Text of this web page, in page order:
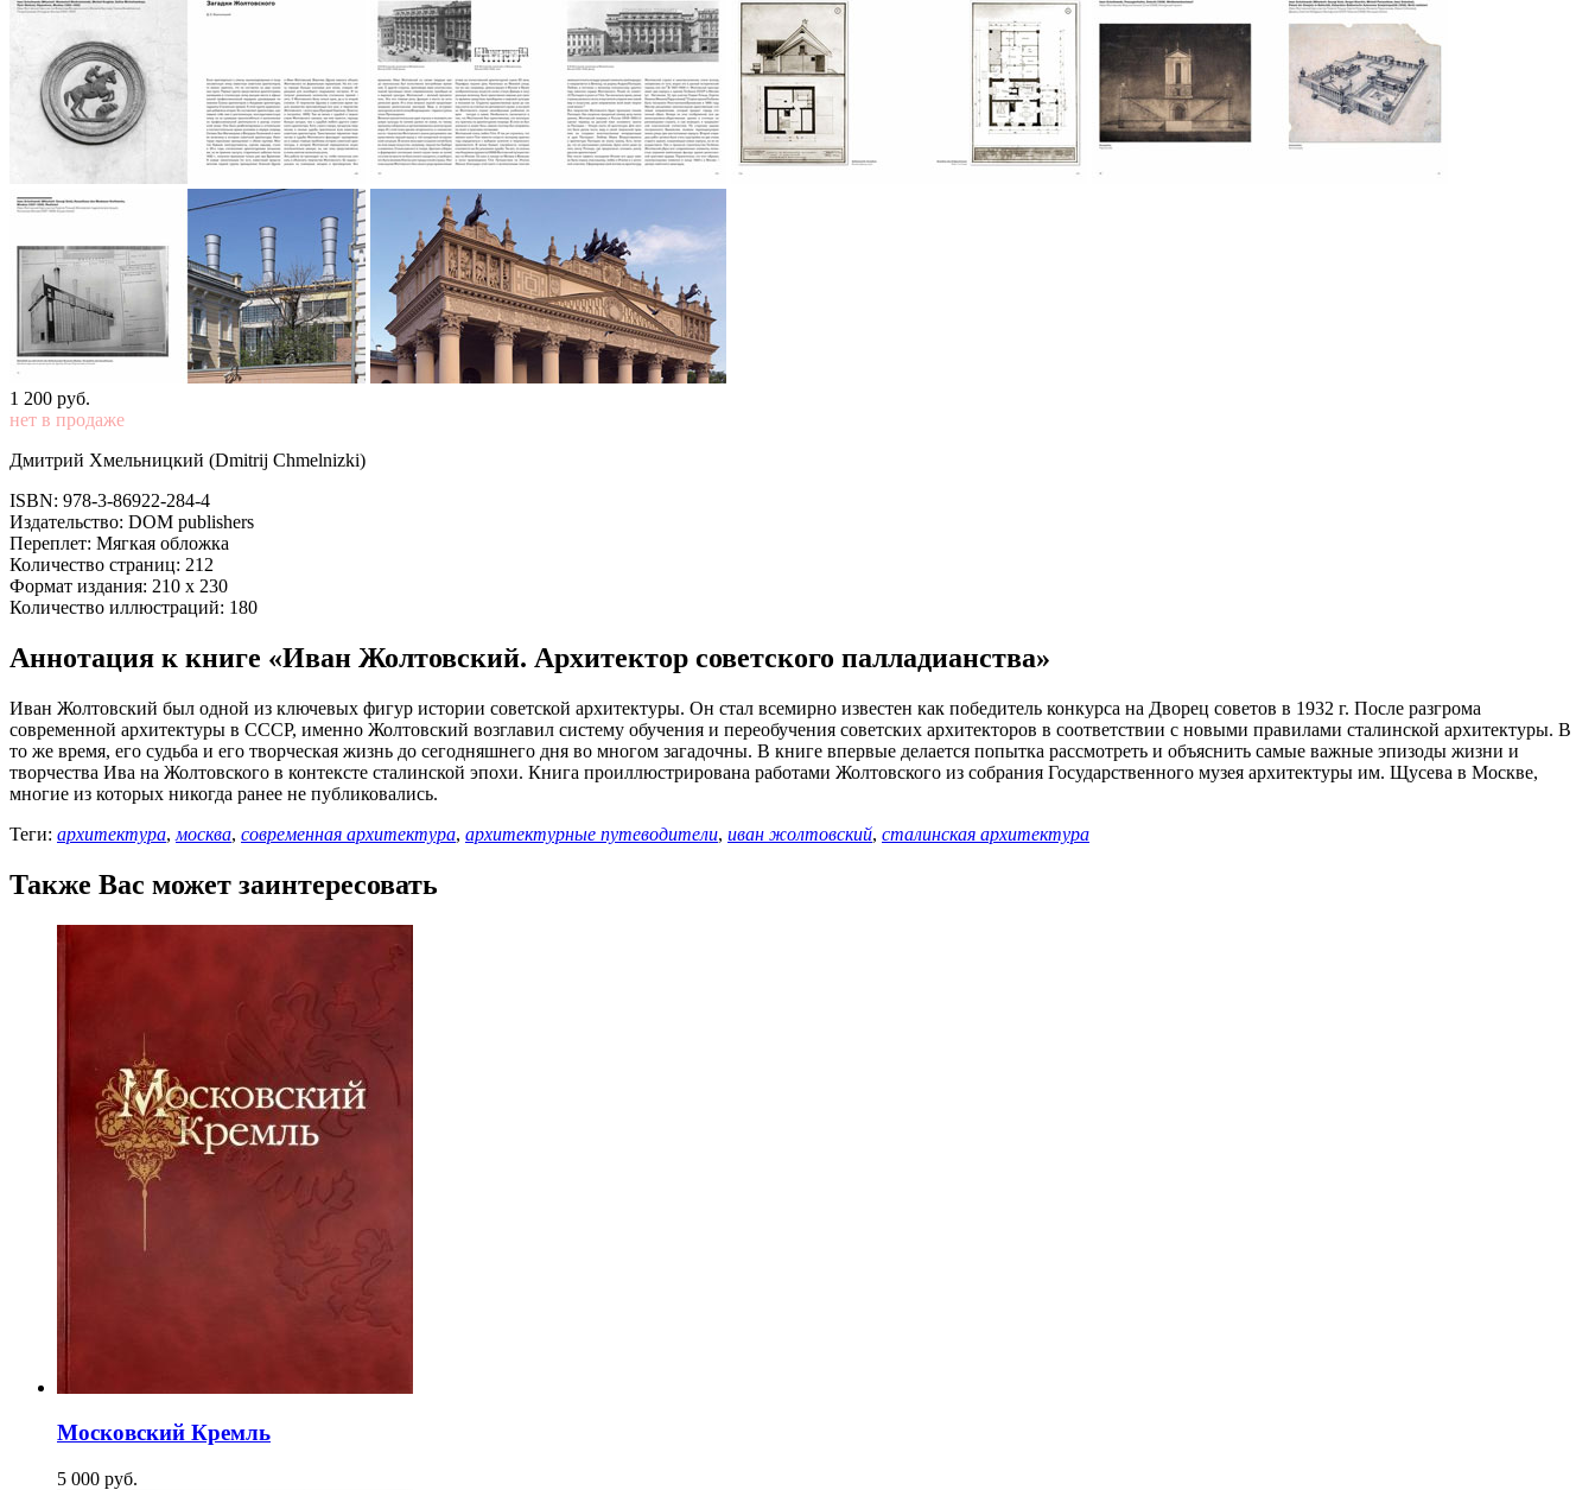
1 200 pуб.
нет в продаже
Дмитрий Хмельницкий (Dmitrij Chmelnizki)
ISBN: 978-3-86922-284-4
Издательство: DOM publishers
Переплет: Мягкая обложка
Количество страниц: 212
Формат издания: 210 х 230
Количество иллюстраций: 180
Аннотация к книге «Иван Жолтовский. Архитектор советского палладианства»
Иван Жолтовский был одной из ключевых фигур истории советской архитектуры. Он стал всемирно известен как победитель конкурса на Дворец советов в 1932 г. После разгрома
современной архитектуры в СССР, именно Жолтовский возглавил систему обучения и переобучения советских архитекторов в соответствии с новыми правилами сталинской архитектуры. В
то же время, его судьба и его творческая жизнь до сегодняшнего дня во многом загадочны. В книге впервые делается попытка рассмотреть и объяснить самые важные эпизоды жизни и
творчества Ива на Жолтовского в контексте сталинской эпохи. Книга проиллюстрирована работами Жолтовского из собрания Государственного музея архитектуры им. Щусева в Москве,
многие из которых никогда ранее не публиковались.
Теги: архитектура, москва, современная архитектура, архитектурные путеводители, иван жолтовский, сталинская архитектура
Также Вас может заинтересовать
Московский Кремль
5 000 pуб.